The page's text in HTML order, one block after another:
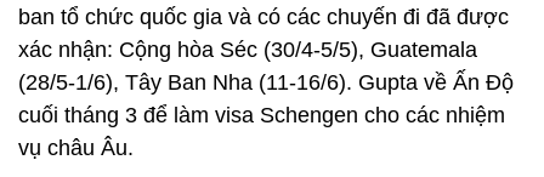
ban tổ chức quốc gia và có các chuyến đi đã được
xác nhận: Cộng hòa Séc (30/4-5/5), Guatemala
(28/5-1/6), Tây Ban Nha (11-16/6). Gupta về Ấn Độ
cuối tháng 3 để làm visa Schengen cho các nhiệm
vụ châu Âu.